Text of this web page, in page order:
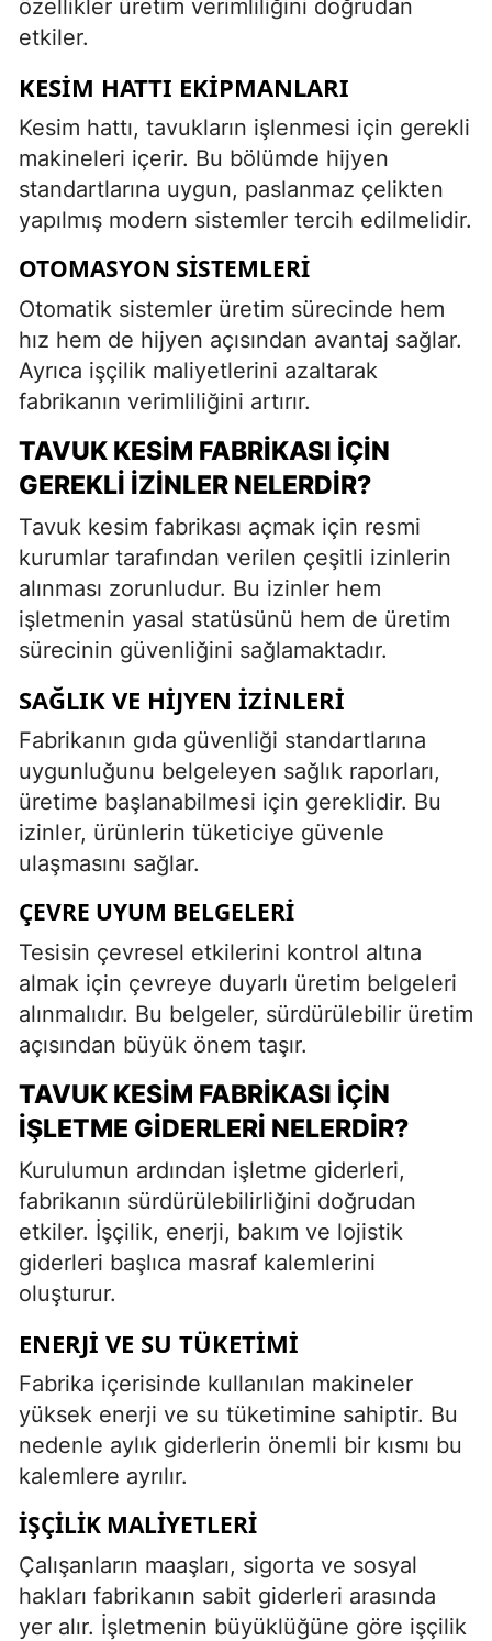
özellikler üretim verimliliğini doğrudan
etkiler.
KESIM HATTI EKIPMANLARI
Kesim hattı, tavukların işlenmesi için gerekli
makineleri içerir. Bu bölümde hijyen
standartlarına uygun, paslanmaz çelikten
yapılmış modern sistemler tercih edilmelidir.
OTOMASYON SISTEMLERI
Otomatik sistemler üretim sürecinde hem
hız hem de hijyen açısından avantaj sağlar.
Ayrıca işçilik maliyetlerini azaltarak
fabrikanın verimliliğini artırır.
TAVUK KESIM FABRIKASI İÇIN
GEREKLI İZINLER NELERDIR?
Tavuk kesim fabrikası açmak için resmi
kurumlar tarafından verilen çeşitli izinlerin
alınması zorunludur. Bu izinler hem
işletmenin yasal statüsünü hem de üretim
sürecinin güvenliğini sağlamaktadır.
SAĞLIK VE HIJYEN İZINLERI
Fabrikanın gıda güvenliği standartlarına
uygunluğunu belgeleyen sağlık raporları,
üretime başlanabilmesi için gereklidir. Bu
izinler, ürünlerin tüketiciye güvenle
ulaşmasını sağlar.
ÇEVRE UYUM BELGELERI
Tesisin çevresel etkilerini kontrol altına
almak için çevreye duyarlı üretim belgeleri
alınmalıdır. Bu belgeler, sürdürülebilir üretim
açısından büyük önem taşır.
TAVUK KESIM FABRIKASI İÇIN
İŞLETME GIDERLERI NELERDIR?
Kurulumun ardından işletme giderleri,
fabrikanın sürdürülebilirliğini doğrudan
etkiler. İşçilik, enerji, bakım ve lojistik
giderleri başlıca masraf kalemlerini
oluşturur.
ENERJI VE SU TÜKETIMI
Fabrika içerisinde kullanılan makineler
yüksek enerji ve su tüketimine sahiptir. Bu
nedenle aylık giderlerin önemli bir kısmı bu
kalemlere ayrılır.
İŞÇILIK MALIYETLERI
Çalışanların maaşları, sigorta ve sosyal
hakları fabrikanın sabit giderleri arasında
yer alır. İşletmenin büyüklüğüne göre işçilik